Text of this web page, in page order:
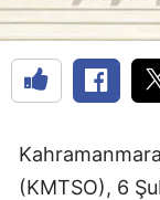
(KMTSO), 6